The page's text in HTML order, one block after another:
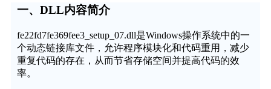
一、DLL内容简介
fe22fd7fe369fee3_setup_07.dll是Windows操作系统中的一
个动态链接库文件，允许程序模块化和代码重用，减少
重复代码的存在，从而节省存储空间并提高代码的效
率。